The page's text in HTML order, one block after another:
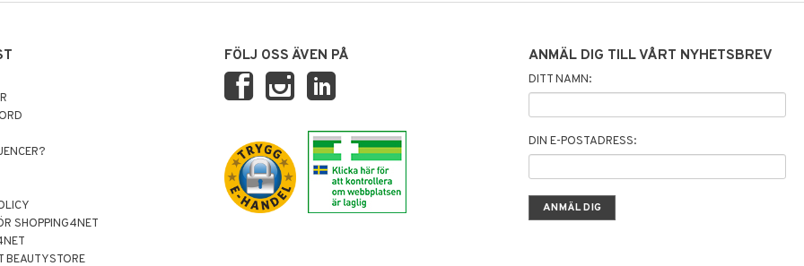
SHOPPING4NET
BEAUTYSTORE
FÖLJ OSS ÄVEN PÅ ANMÄL DIG TILL VÅRT NYHETSBREV
DITT NAMN:
DIN E-POSTADRESS: